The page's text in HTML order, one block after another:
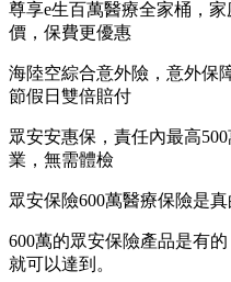
尊享e生百萬醫療全家桶，
價，保費更優惠
海陸空綜合意外險，意外保
節假日雙倍賠付
眾安安惠保，責任內最高
業，無需體檢
眾安保險600萬醫療保險是
600萬的眾安保險產品是有
就可以達到。